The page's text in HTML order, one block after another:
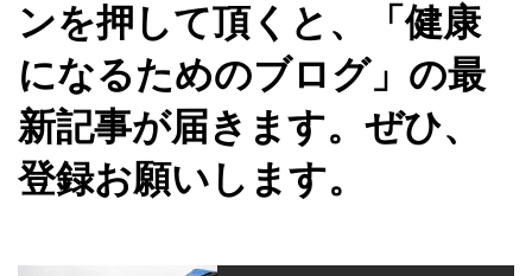
ンを押して頂くと、「健康
になるためのブログ」の最
新記事が届きます。ぜひ、
登録お願いします。